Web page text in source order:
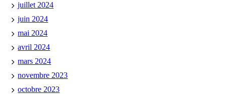
juillet 2024
juin 2024
mai 2024
avril 2024
mars 2024
novembre 2023
octobre 2023